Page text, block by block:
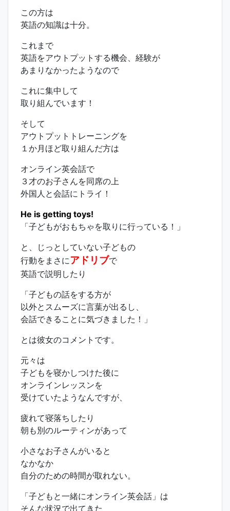
この方は
英語の知識は十分。
これまで
英語をアウトプットする機会、経験が
あまりなかったようなので
これに集中して
取り組んでいます！
そして
アウトプットトレーニングを
１か月ほど取り組んだ方は
オンライン英会話で
３才のお子さんを同席の上
外国人と会話にトライ！
He is getting toys!
「子どもがおもちゃを取りに行っている！」
と、じっとしていない子どもの
行動をまさにアドリブで
英語で説明したり
「子どもの話をする方が
以外とスムーズに言葉が出るし、
会話できることに気づきました！」
とは彼女のコメントです。
元々は
子どもを寝かしつけた後に
オンラインレッスンを
受けていたようなんですが、
疲れて寝落ちしたり
朝も別のルーティンがあって
小さなお子さんがいると
なかなか
自分のための時間が取れない。
「子どもと一緒にオンライン英会話」は
そんな状況で出てきた